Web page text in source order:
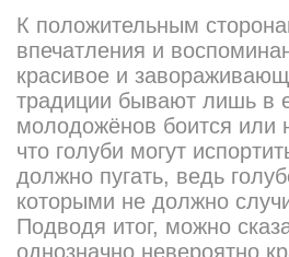
К положительным
впечатления и
красивое и
традиции бывают лишь в
молодожёнов боится или
что голуби могут
должно пугать, ведь
которыми не должно
Подводя итог, можно
однозначно невероятно